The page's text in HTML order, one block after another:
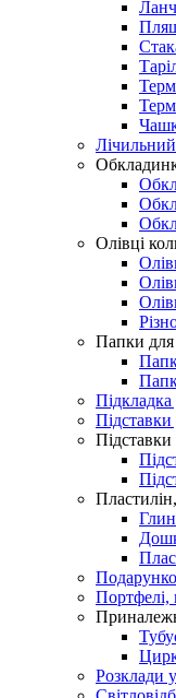
Лічильний
Олівці
Папки
Підкладка
Підставки
Портфелі,
Розклади